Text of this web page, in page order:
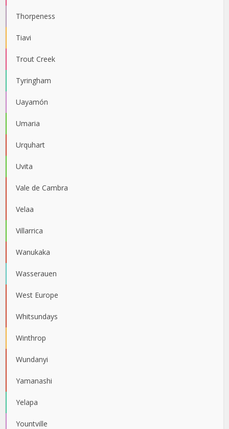
Thorpeness
Tiavi
Trout Creek
Tyringham
Uayamón
Umaria
Urquhart
Uvita
Vale de Cambra
Velaa
Villarrica
Wanukaka
Wasserauen
West Europe
Whitsundays
Winthrop
Wundanyi
Yamanashi
Yelapa
Yountville